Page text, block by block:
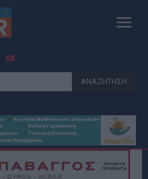
ΑΝΑΖΗΤΗΣΗ